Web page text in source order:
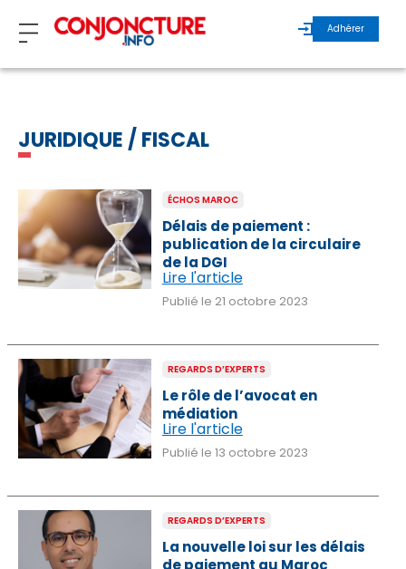
Adhérer
INVITÉS
ÉCHOS MAROC
ÉCHOS INTERNATIONAL
REGARDS D’EXPERTS
ÉCHOS DURABLES
ESPACE MÉDIAS
REVUE CONJONCTURE
JURIDIQUE / FISCAL
ÉCHOS MAROC
Délais de paiement :
publication de la circulaire
de la DGI
Lire l'article
Publié le 21 octobre 2023
REGARDS D’EXPERTS
Le rôle de l’avocat en
médiation
Lire l'article
Publié le 13 octobre 2023
REGARDS D’EXPERTS
La nouvelle loi sur les délais
de paiement au Maroc